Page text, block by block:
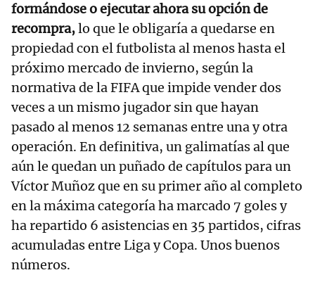
formándose o ejecutar ahora su opción de
recompra,lo que le obligaría a quedarse en
propiedad con el futbolista al menos hasta el
próximo mercado de invierno, según la
normativa de la FIFA que impide vender dos
veces a un mismo jugador sin que hayan
pasado al menos 12 semanas entre una y otra
operación. En definitiva, un galimatías al que
aún le quedan un puñado de capítulos para un
Víctor Muñoz que en su primer año al completo
en la máxima categoría ha marcado 7 goles y
ha repartido 6 asistencias en 35 partidos, cifras
acumuladas entre Liga y Copa. Unos buenos
números.